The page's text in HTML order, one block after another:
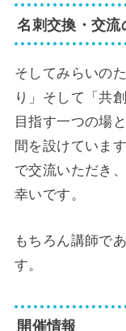
名刺交換・交
そしてみらいの
り」そして「共
目指す一つの場
間を設けていま
で交流いただき
幸いです。
もちろん講師で
す。
開催情報